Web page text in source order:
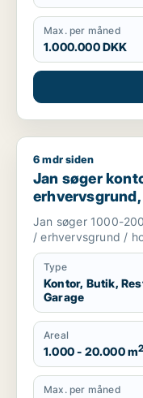
Max. per måned
1.000.000 DKK
Jan søger kontor,
6 mdr siden
Jan søger
erhvervsgrund,
København,
Gentofte
Jan søger 1000-
/ erhvervsgrund /
Type
Kontor, Butik,
Garage
Areal
1.000 - 20.000 m2
Max. per måned